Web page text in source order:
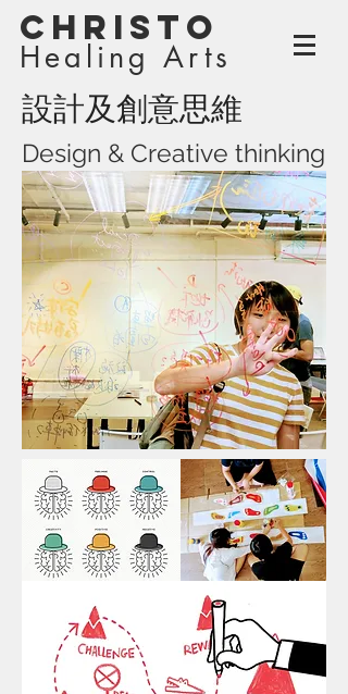
Christo
Healing Arts
設計及創意思維
Design & Creative thinking